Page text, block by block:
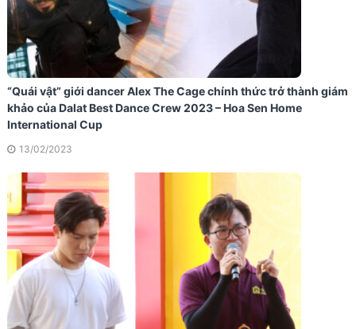
“Quái vật” giới dancer Alex The Cage chính thức trở thành giám
khảo của Dalat Best Dance Crew 2023 – Hoa Sen Home
International Cup
13/02/2023